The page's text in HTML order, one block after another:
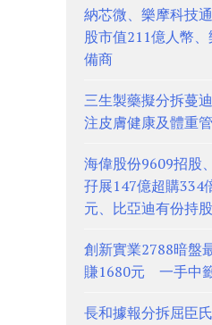
納芯微、樂摩科技
股市值211億人幣
備商
三生製藥擬分拆蔓
注皮膚健康及體重
海偉股份9609招股
孖展147億超購
元、比亞迪有份持股
創新實業2788暗盤
賺1680元 一手中
長和據報分拆屈臣